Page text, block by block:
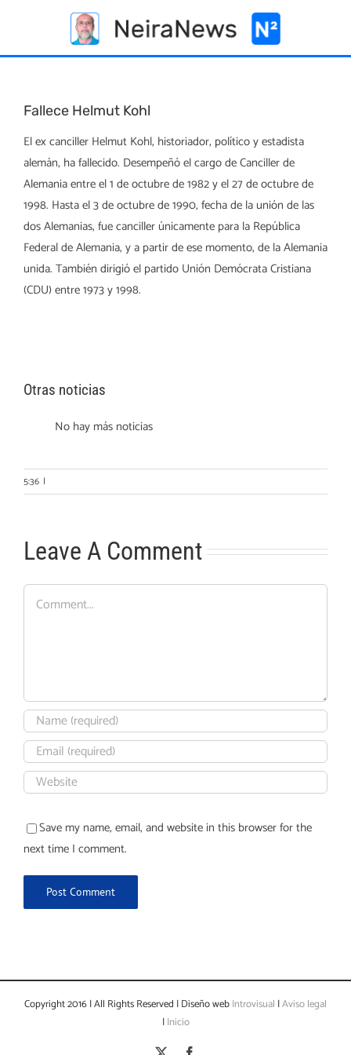
content
Fallece Helmut Kohl
El ex canciller Helmut Kohl, historiador, político y estadista
alemán, ha fallecido. Desempeñó el cargo de Canciller de
Alemania entre el 1 de octubre de 1982 y el 27 de octubre de
1998. Hasta el 3 de octubre de 1990, fecha de la unión de las
dos Alemanias, fue canciller únicamente para la República
Federal de Alemania, y a partir de ese momento, de la Alemania
unida. También dirigió el partido Unión Demócrata Cristiana
(CDU) entre 1973 y 1998.
Otras noticias
No hay más noticias
5:36 |
Leave A Comment
Comment
Save my name, email, and website in this browser for the
next time I comment.
Copyright 2016 | All Rights Reserved | Diseño webIntrovisual |Aviso legal
|Inicio